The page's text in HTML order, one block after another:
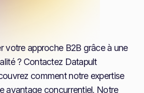
votre approche B2B grâce à une
? Contactez Datapult
comment notre expertise
avantage concurrentiel. Notre